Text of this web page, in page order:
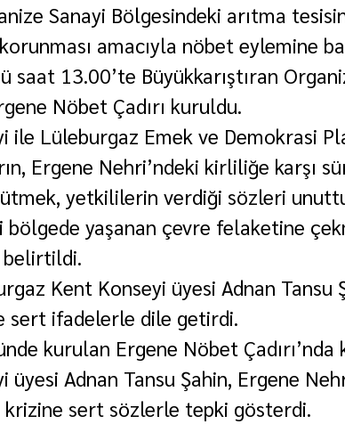
Sanayi Bölgesindeki arıtma
amacıyla nöbet eylemine
saat 13.00’te Büyükkarıştıran
Nöbet Çadırı kuruldu.
ile Lüleburgaz Emek ve Demokrasi
Ergene Nehri’ndeki kirliliğe karşı
yetkililerin verdiği sözleri
bölgede yaşanan çevre felaketine
belirtildi.
Kent Konseyi üyesi Adnan Tansu
sert ifadelerle dile getirdi.
kurulan Ergene Nöbet Çadırı’nda
Adnan Tansu Şahin, Ergene
krizine sert sözlerle tepki gösterdi.